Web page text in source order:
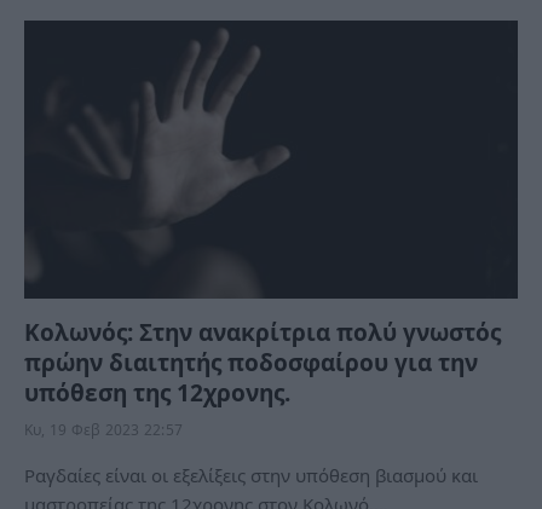
Κολωνός: Στην ανακρίτρια πολύ γνωστός
πρώην διαιτητής ποδοσφαίρου για την
υπόθεση της 12χρονης.
Κυ, 19 Φεβ 2023 22:57
Ραγδαίες είναι οι εξελίξεις στην υπόθεση βιασμού και
μαστροπείας της 12χρονης στον Κολωνό,…